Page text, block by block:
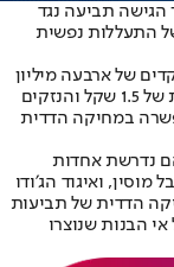
הגישה תביעה נגד
התעללות נפשית
של ארבעה מיליון
שקל, הכולל פגיעה בשמה הטוב בנסיבות מחמירות של 1.5 שקל והנזקים
במחיקה הדדית
נדרשת אחדות
ואיגוד הג׳ודו
הדדית של תביעות
הבנות שנוצרו